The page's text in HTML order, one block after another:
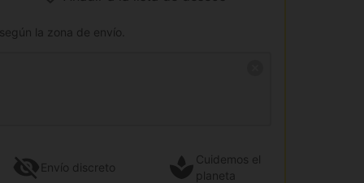
la zona de envío.
Envío discreto
Cuidemos el
planeta